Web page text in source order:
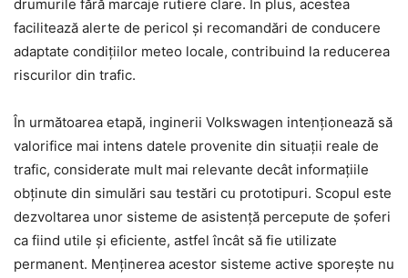
drumurile fără marcaje rutiere clare. În plus, acestea
facilitează alerte de pericol și recomandări de conducere
adaptate condițiilor meteo locale, contribuind la reducerea
riscurilor din trafic.
În următoarea etapă, inginerii Volkswagen intenționează să
valorifice mai intens datele provenite din situații reale de
trafic, considerate mult mai relevante decât informațiile
obținute din simulări sau testări cu prototipuri. Scopul este
dezvoltarea unor sisteme de asistență percepute de șoferi
ca fiind utile și eficiente, astfel încât să fie utilizate
permanent. Menținerea acestor sisteme active sporește nu